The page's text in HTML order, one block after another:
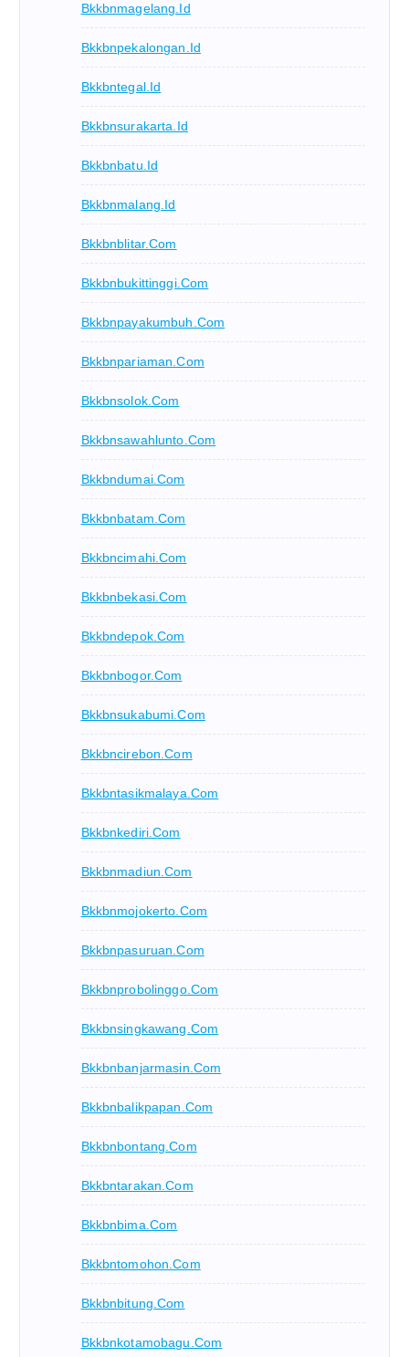
Bkkbnmagelang.id
Bkkbnpekalongan.id
Bkkbntegal.id
Bkkbnsurakarta.id
Bkkbnbatu.id
Bkkbnmalang.id
Bkkbnblitar.com
Bkkbnbukittinggi.com
Bkkbnpayakumbuh.com
Bkkbnpariaman.com
Bkkbnsolok.com
Bkkbnsawahlunto.com
Bkkbndumai.com
Bkkbnbatam.com
Bkkbncimahi.com
Bkkbnbekasi.com
Bkkbndepok.com
Bkkbnbogor.com
Bkkbnsukabumi.com
Bkkbncirebon.com
Bkkbntasikmalaya.com
Bkkbnkediri.com
Bkkbnmadiun.com
Bkkbnmojokerto.com
Bkkbnpasuruan.com
Bkkbnprobolinggo.com
Bkkbnsingkawang.com
Bkkbnbanjarmasin.com
Bkkbnbalikpapan.com
Bkkbnbontang.com
Bkkbntarakan.com
Bkkbnbima.com
Bkkbntomohon.com
Bkkbnbitung.com
Bkkbnkotamobagu.com